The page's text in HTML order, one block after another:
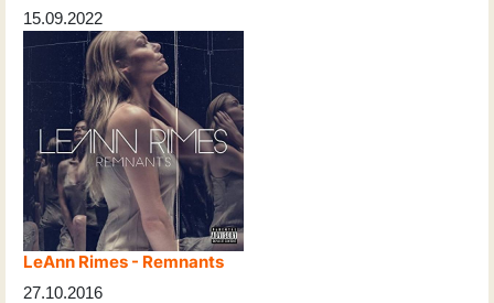
15.09.2022
LeAnn Rimes - Remnants
27.10.2016